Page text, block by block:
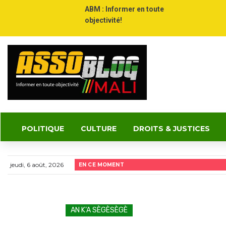
ABM : Informer en toute
objectivité!
POLITIQUE CULTURE DROITS & JUSTICES
jeudi, 6 août, 2026 EN CE MOMENT
AN K’A SÈGÈSÈGÈ